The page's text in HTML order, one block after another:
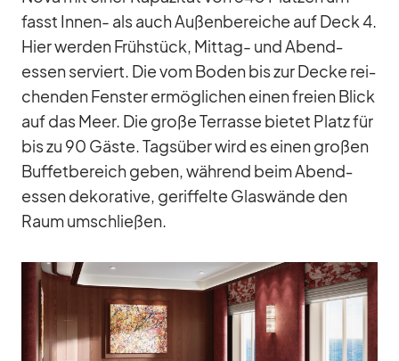
fasst In­nen- als auch Au­ßen­be­rei­che auf Deck 4.
Hier wer­den Früh­stück, Mit­tag- und Abend­
essen ser­viert. Die vom Bo­den bis zur De­cke rei­
chen­den Fens­ter er­mög­li­chen ei­nen freien Blick
auf das Meer. Die große Ter­rasse bie­tet Platz für
bis zu 90 Gäste. Tags­über wird es ei­nen gro­ßen
Buf­fet­be­reich ge­ben, wäh­rend beim Abend­
essen de­ko­ra­tive, ge­rif­felte Glas­wände den
Raum um­schlie­ßen.